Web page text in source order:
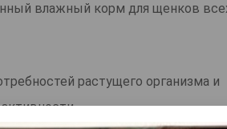
влажный корм для щенков
растущего организма и